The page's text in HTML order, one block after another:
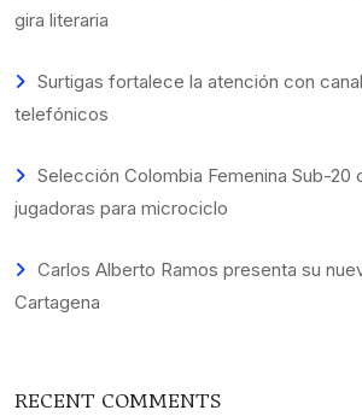
gira literaria
Surtigas fortalece la atención con
telefónicos
Selección Colombia Femenina Sub-20
jugadoras para microciclo
Carlos Alberto Ramos presenta su
Cartagena
RECENT COMMENTS